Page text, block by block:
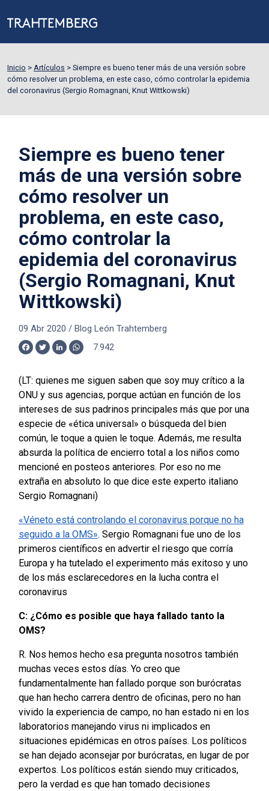
Inicio > Artículos > Siempre es bueno tener más de una versión sobre
cómo resolver un problema, en este caso, cómo controlar la epidemia
del coronavirus (Sergio Romagnani, Knut Wittkowski)
Siempre es bueno tener
más de una versión sobre
cómo resolver un
problema, en este caso,
cómo controlar la
epidemia del coronavirus
(Sergio Romagnani, Knut
Wittkowski)
09 Abr 2020 / Blog León Trahtemberg
Facebook
TwitterLinkedInWhatsApp
7.942
(LT: quienes me siguen saben que soy muy crítico a la
ONU y sus agencias, porque actúan en función de los
intereses de sus padrinos principales más que por una
especie de «ética universal» o búsqueda del bien
común, le toque a quien le toque. Además, me resulta
absurda la política de encierro total a los niños como
mencioné en posteos anteriores. Por eso no me
extraña en absoluto lo que dice este experto italiano
Sergio Romagnani)
«Véneto está controlando el coronavirus porque no ha
seguido a la OMS». Sergio Romagnani fue uno de los
primeros científicos en advertir el riesgo que corría
Europa y ha tutelado el experimento más exitoso y uno
de los más esclarecedores en la lucha contra el
coronavirus
C: ¿Cómo es posible que haya fallado tanto la
OMS?
R. Nos hemos hecho esa pregunta nosotros también
muchas veces estos días. Yo creo que
fundamentalmente han fallado porque son burócratas
que han hecho carrera dentro de oficinas, pero no han
vivido la experiencia de campo, no han estado ni en los
laboratorios manejando virus ni implicados en
situaciones epidémicas en otros países. Los políticos
se han dejado aconsejar por burócratas, en lugar de por
expertos. Los políticos están siendo muy criticados,
pero la verdad es que han tomado decisiones